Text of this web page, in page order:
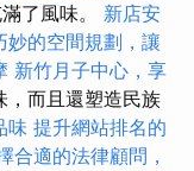
了風味。 新店安
妙的空間規劃，讓
新竹月子中心，享
，而且還塑造民族
味 提升網站排名的
合適的法律顧問，